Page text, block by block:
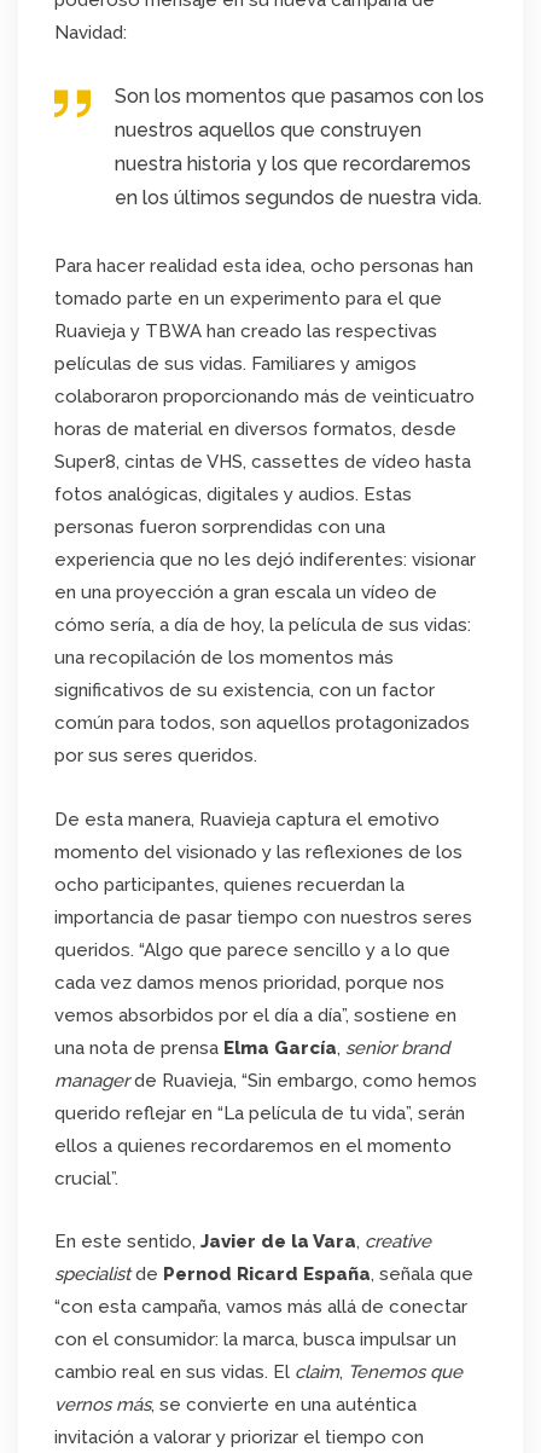
Navidad:
Son los momentos que pasamos con los
nuestros aquellos que construyen
nuestra historia y los que recordaremos
en los últimos segundos de nuestra vida.
Para hacer realidad esta idea, ocho personas han
tomado parte en un experimento para el que
Ruavieja y TBWA han creado las respectivas
películas de sus vidas. Familiares y amigos
colaboraron proporcionando más de veinticuatro
horas de material en diversos formatos, desde
Super8, cintas de VHS, cassettes de vídeo hasta
fotos analógicas, digitales y audios. Estas
personas fueron sorprendidas con una
experiencia que no les dejó indiferentes: visionar
en una proyección a gran escala un vídeo de
cómo sería, a día de hoy, la película de sus vidas:
una recopilación de los momentos más
significativos de su existencia, con un factor
común para todos, son aquellos protagonizados
por sus seres queridos.
De esta manera, Ruavieja captura el emotivo
momento del visionado y las reflexiones de los
ocho participantes, quienes recuerdan la
importancia de pasar tiempo con nuestros seres
queridos. “Algo que parece sencillo y a lo que
cada vez damos menos prioridad, porque nos
vemos absorbidos por el día a día”, sostiene en
una nota de prensa Elma García, senior brand
managerde Ruavieja, “Sin embargo, como hemos
querido reflejar en “La película de tu vida”, serán
ellos a quienes recordaremos en el momento
crucial”.
En este sentido, Javier de la Vara, creative
specialistde Pernod Ricard España, señala que
“con esta campaña, vamos más allá de conectar
con el consumidor: la marca, busca impulsar un
cambio real en sus vidas. El claim, Tenemos que
vernos más, se convierte en una auténtica
invitación a valorar y priorizar el tiempo con